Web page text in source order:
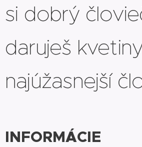
si dobrý
daruješ
najúžasnejší
INFORMÁCIE